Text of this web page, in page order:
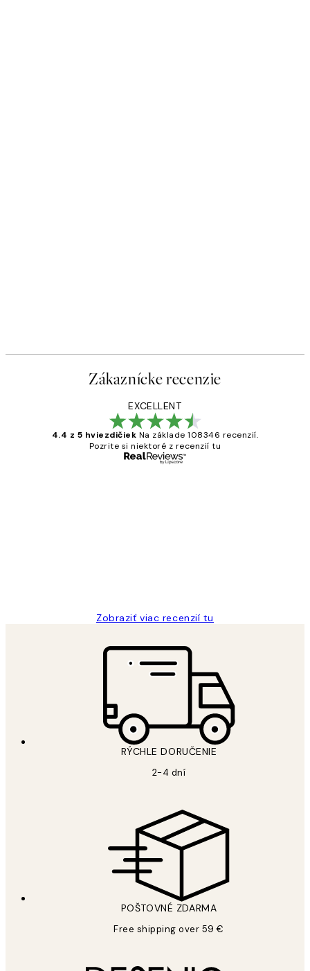
Zákaznícke recenzie
EXCELLENT
4.4 z 5 hviezdičiek Na základe 108346 recenzií.
Pozrite si niektoré z recenzií tu
Zobraziť viac recenzií tu
RÝCHLE DORUČENIE
2-4 dní
POŠTOVNÉ ZDARMA
Free shipping over 59 €